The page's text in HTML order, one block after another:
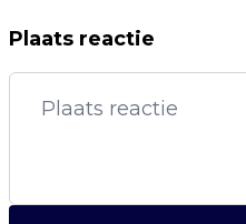
Plaats reactie